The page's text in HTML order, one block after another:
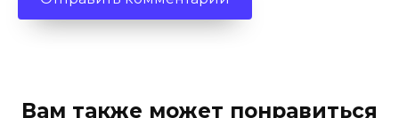
Вам также может понравиться